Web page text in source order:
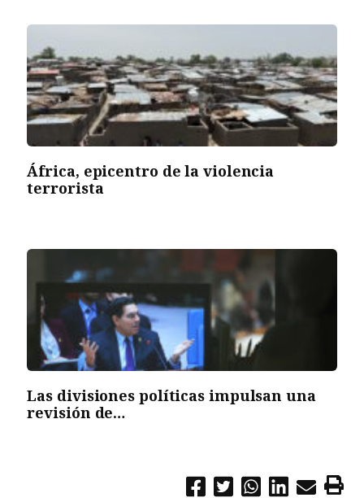
África, epicentro de la violencia
terrorista
Las divisiones políticas impulsan una
revisión de…